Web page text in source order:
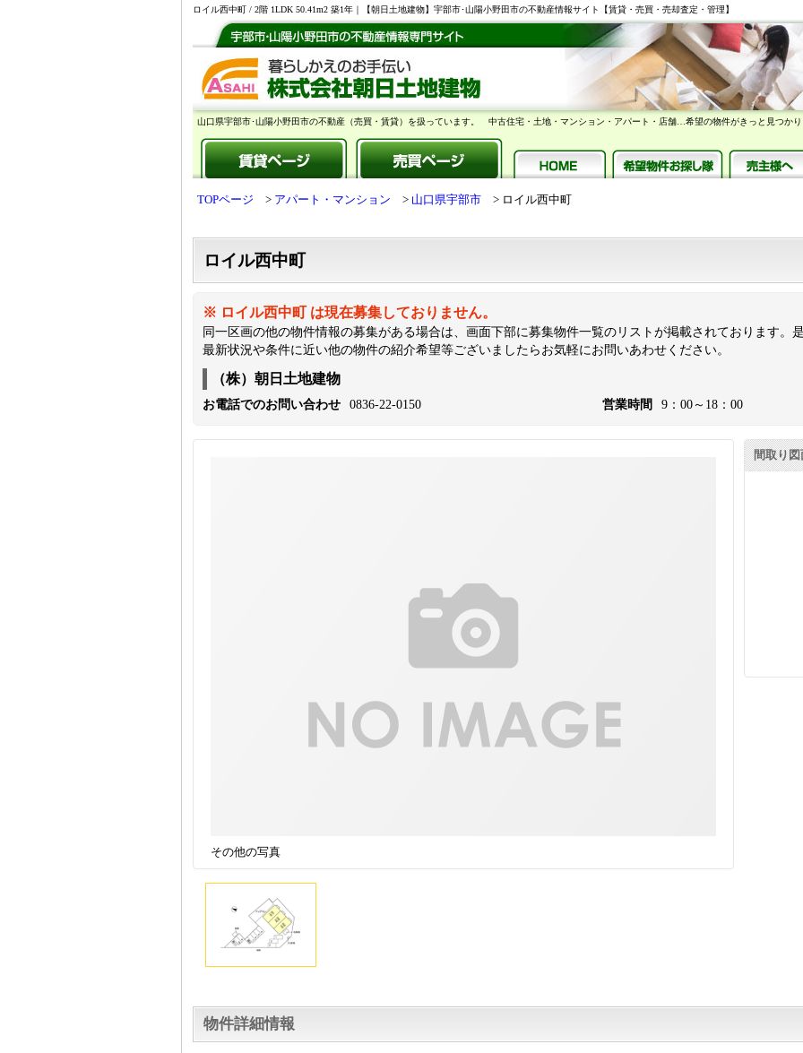
ロイル西中町 / 2階 1LDK 50.41m2 築1年｜【朝日土地建物】宇部市･山陽小野田市の不動産情報サイト【賃貸・売買・売却査定・管理】
山口県宇部市･山陽小野田市の不動産（売買・賃貸）を扱っています。 中古住宅・土地・マンション・アパート・店舗…希望の物件がきっと見つか
TOPページ アパート・マンション 山口県宇部市 ロイル西中町
ロイル西中町
※ ロイル西中町 は現在募集しておりません。
同一区画の他の物件情報の募集がある場合は、画面下部に募集物件一覧のリストが掲載されております。
最新状況や条件に近い他の物件の紹介希望等ございましたらお気軽にお問いあわせください。
（株）朝日土地建物
お電話でのお問い合わせ 0836-22-0150 営業時間 9：00～18：00
その他の写真
間取り図
物件詳細情報